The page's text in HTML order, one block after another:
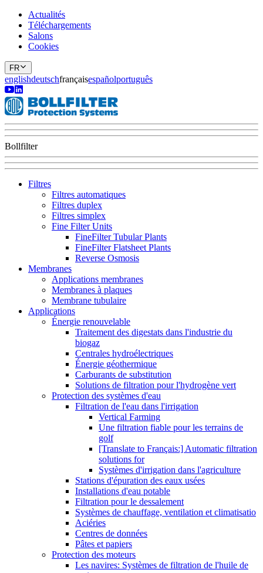
Actualités
Téléchargements
Salons
Cookies
FR
englishdeutschfrançaisespañolportuguês
Bollfilter
Filtres
Filtres automatiques
Filtres duplex
Filtres simplex
Fine Filter Units
FineFilter Tubular Plants
FineFilter Flatsheet Plants
Reverse Osmosis
Membranes
Applications membranes
Membranes à plaques
Membrane tubulaire
Applications
Énergie renouvelable
Traitement des digestats dans l'industrie du
biogaz
Centrales hydroélectriques
Énergie géothermique
Carburants de substitution
Solutions de filtration pour l'hydrogène vert
Protection des systèmes d'eau
Filtration de l'eau dans l'irrigation
Vertical Farming
Une filtration fiable pour les terrains de
golf
[Translate to Français:] Automatic filtration
solutions for
Systèmes d'irrigation dans l'agriculture
Stations d'épuration des eaux usées
Installations d'eau potable
Filtration pour le dessalement
Systèmes de chauffage, ventilation et climatisatio
Aciéries
Centres de données
Pâtes et papiers
Protection des moteurs
Les navires: Systèmes de filtration de l'huile de